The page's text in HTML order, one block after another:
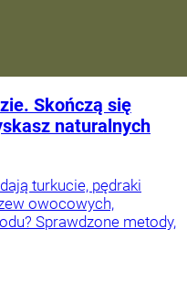
Skończą się
naturalnych
turkucie, pędraki
owocowych,
Sprawdzone metody,